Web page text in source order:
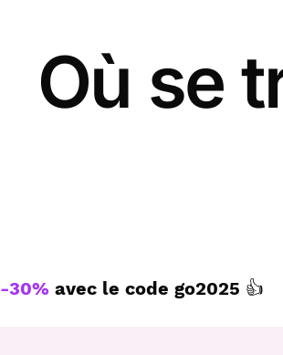
Où se
-30% avec le code go2025 👍